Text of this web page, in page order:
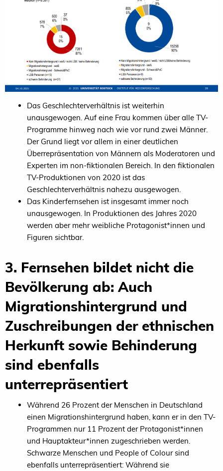
Das Geschlechterverhältnis ist weiterhin
unausgewogen. Auf eine Frau kommen über alle TV-
Programme hinweg nach wie vor rund zwei Männer.
Der Grund liegt vor allem in einer deutlichen
Überrepräsentation von Männern als Moderatoren und
Experten im non-fiktionalen Bereich. In den fiktionalen
TV-Produktionen von 2020 ist das
Geschlechterverhältnis nahezu ausgewogen.
Das Kinderfernsehen ist insgesamt immer noch
unausgewogen. In Produktionen des Jahres 2020
werden aber mehr weibliche Protagonist*innen und
Figuren sichtbar.
3. Fernsehen bildet nicht die
Bevölkerung ab: Auch
Migrationshintergrund und
Zuschreibungen der ethnischen
Herkunft sowie Behinderung
sind ebenfalls
unterrepräsentiert
Während 26 Prozent der Menschen in Deutschland
einen Migrationshintergrund haben, kann er in den TV-
Programmen nur 11 Prozent der Protagonist*innen
und Hauptakteur*innen zugeschrieben werden.
Schwarze Menschen und People of Colour sind
ebenfalls unterrepräsentiert: Während sie